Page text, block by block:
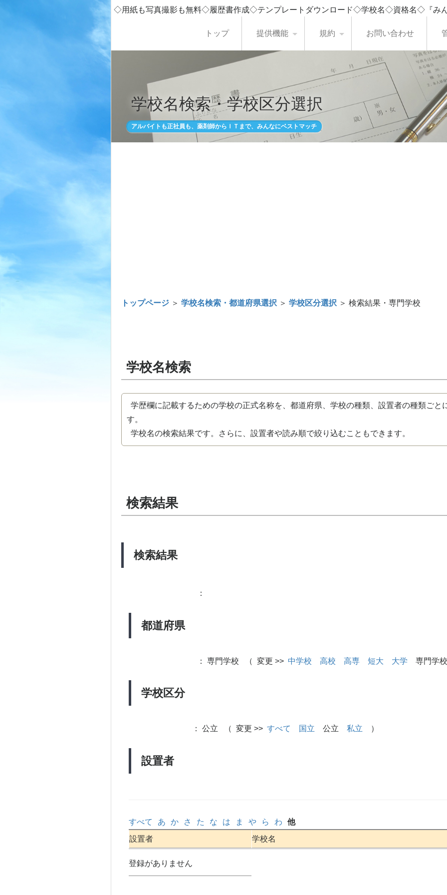
◇用紙も写真撮影も無料◇履歴書作成◇テンプレートダウンロード◇学校名◇資格名◇『み
トップ 提供機能 規約 お問い合わせ
学校名検索・学校区分選択
アルバイトも正社員も、薬剤師からＩＴまで、みんなにベストマッチ
トップページ ＞ 学校名検索・都道府県選択 ＞ 学校区分選択 ＞ 検索結果・専門学校
学校名検索
学歴欄に記載するための学校の正式名称を、都道府県、学校の種類、設置者の種類ごと
す。
学校名の検索結果です。さらに、設置者や読み順で絞り込むこともできます。
検索結果
検索結果
都道府県
：
学校区分
： 専門学校 （ 変更 >> 中学校 高校 高専 短大 大学 専門学
設置者
： 公立 （ 変更 >> すべて 国立 公立 私立 ）
すべて あ か さ た な は ま や ら わ
他
設置者
学校名
登録がありません